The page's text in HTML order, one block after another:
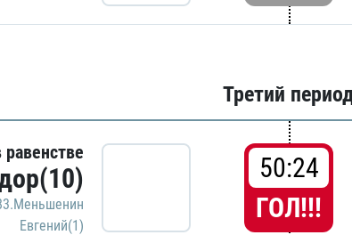
Третий
равенстве
Евгений(1)
50:24
ГОЛ!!!